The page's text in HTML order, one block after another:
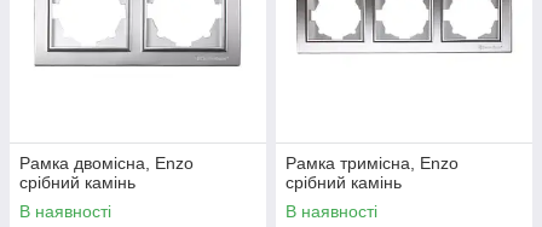
Рамка двомісна, Enzo
срібний камінь
В наявності
Рамка тримісна, Enzo
срібний камінь
В наявності